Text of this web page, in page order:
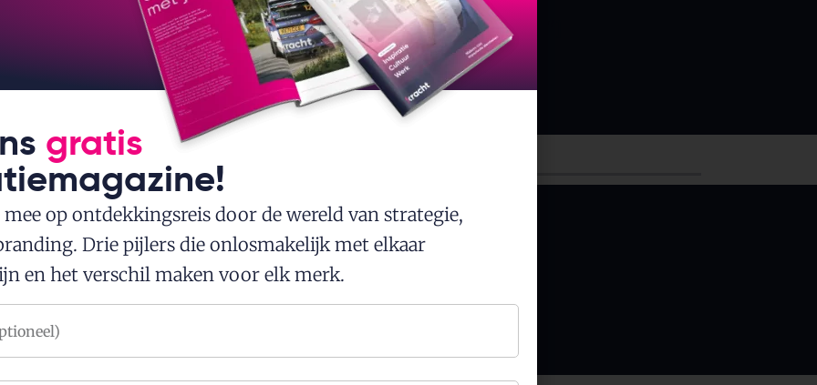
meer werk' url='https://krachtontwerpt.nl/portfolio/']
Herpositionering HUB
Resorts
Zomers- en Winters
Almelo
Dit is Nick. Overal vindt hij ‘iets’ van.
Zo ook van jouw merk.
gratis
mee op ontdekkingsreis door de wereld van strategie,
Drie pijlers die onlosmakelijk met elkaar
en het verschil maken voor elk merk.